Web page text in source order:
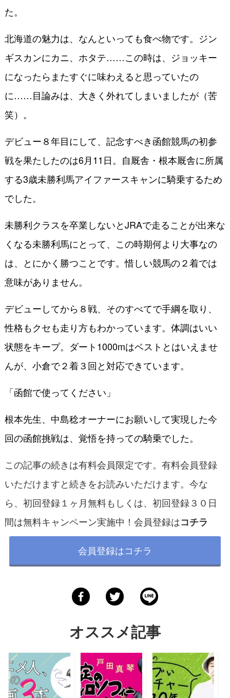
た。
北海道の魅力は、なんといっても食べ物です。ジン
ギスカンにカニ、ホタテ……この時は、ジョッキー
になったらまたすぐに味わえると思っていたの
に……目論みは、大きく外れてしまいましたが（苦
笑）。
デビュー８年目にして、記念すべき函館競馬の初参
戦を果たしたのは6月11日。自厩舎・根本厩舎に所属
する3歳未勝利馬アイファースキャンに騎乗するため
でした。
未勝利クラスを卒業しないとJRAで走ることが出来な
くなる未勝利馬にとって、この時期何より大事なの
は、とにかく勝つことです。惜しい競馬の２着では
意味がありません。
デビューしてから８戦、そのすべてで手綱を取り、
性格もクセも走り方もわかっています。体調はいい
状態をキープ。ダート1000mはベストとはいえませ
んが、小倉で２着３回と対応できています。
「函館で使ってください」
根本先生、中島稔オーナーにお願いして実現した今
回の函館挑戦は、覚悟を持っての騎乗でした。
この記事の続きは有料会員限定です。有料会員登録
いただけますと続きをお読みいただけます。今な
ら、初回登録１ヶ月無料もしくは、初回登録３０日
間は無料キャンペーン実施中！会員登録はコチラ
会員登録はコチラ
オススメ記事